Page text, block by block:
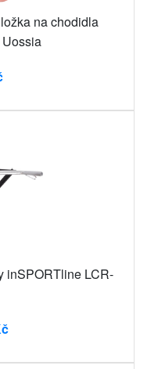
na chodidla
inSPORTline LCR-